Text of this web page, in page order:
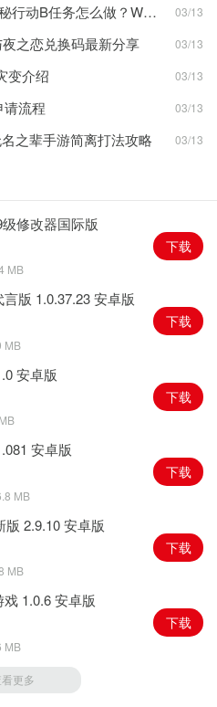
都可以随便看，而且没有任何的广
，掌握更多的足球、篮球赛事信息
题，了解更多的名声态势
魔兽世界怀旧服石爪山脉隐秘行动B任务怎么做？WOW怀旧服风险投资公司函件在哪儿？ 03/13
之恋兑换码最新分享 03/13
变介绍 03/13
请流程 03/13
之辈手游简离打法攻略 03/13
修改器国际版
MB
下载
版 1.0.37.23 安卓版
MB
下载
安卓版
下载
安卓版
MB
下载
版 2.9.10 安卓版
MB
下载
1.0.6 安卓版
MB
下载
更多